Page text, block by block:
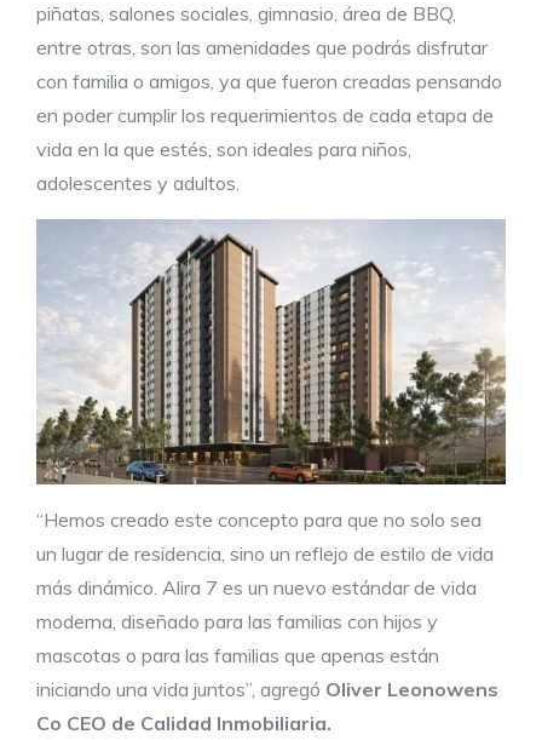
piñatas, salones sociales, gimnasio, área de BBQ,
entre otras, son las amenidades que podrás disfrutar
con familia o amigos, ya que fueron creadas pensando
en poder cumplir los requerimientos de cada etapa de
vida en la que estés, son ideales para niños,
adolescentes y adultos.
“Hemos creado este concepto para que no solo sea
un lugar de residencia, sino un reflejo de estilo de vida
más dinámico. Alira 7 es un nuevo estándar de vida
moderna, diseñado para las familias con hijos y
mascotas o para las familias que apenas están
iniciando una vida juntos”, agregó Oliver Leonowens
Co CEO de Calidad Inmobiliaria.